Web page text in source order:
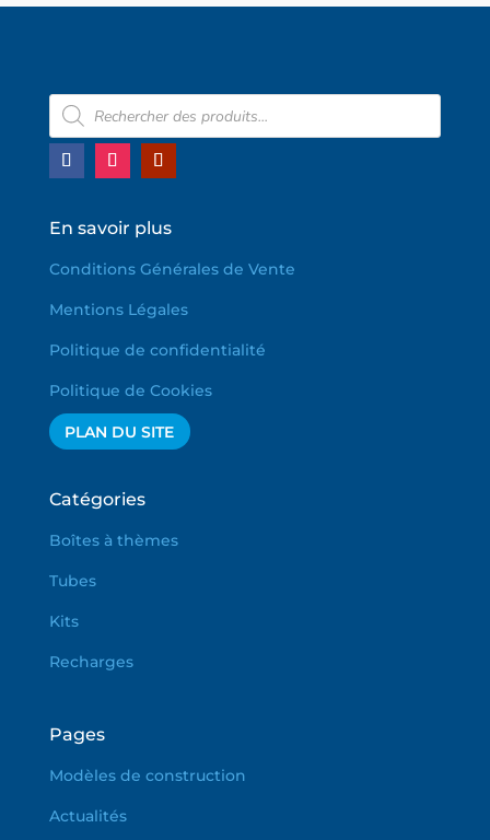
Recherche
de
produits
En savoir plus
Conditions Générales de Vente
Mentions Légales
Politique de confidentialité
Politique de Cookies
PLAN DU SITE
Catégories
Boîtes à thèmes
Tubes
Kits
Recharges
Pages
Modèles de construction
Actualités